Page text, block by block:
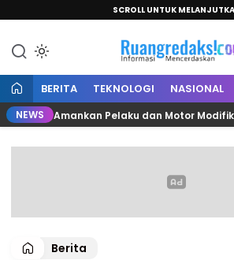
SCROLL UNTUK
Ruang Redaksi
Informasi
BERITA TEKNOLOGI NASIONAL
NEWS
Amankan Pelaku dan Motor Modifikasi
Berita